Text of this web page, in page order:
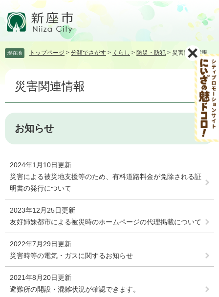
頭飛
へ
現在地 トップページ > 分類でさがす > くらし > 防災・防犯 > 災害関連情報
本
災害関連情報
お知らせ
2024年1月10日更新
災害による被災地支援等のため、有料道路料金が免除される証
明書の発行について
2023年12月25日更新
友好姉妹都市による被災時のホームページの代理掲載について
2022年7月29日更新
災害時等の電気・ガスに関するお知らせ
2021年8月20日更新
避難所の開設・混雑状況が確認できます。